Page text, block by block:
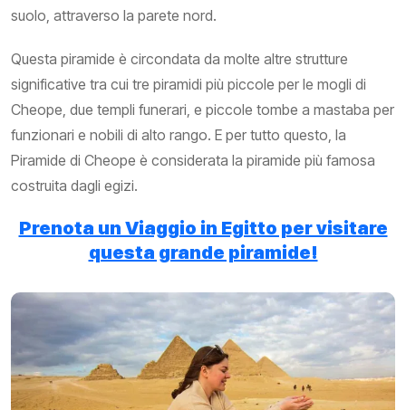
suolo, attraverso la parete nord.
Questa piramide è circondata da molte altre strutture
significative tra cui tre piramidi più piccole per le mogli di
Cheope, due templi funerari, e piccole tombe a mastaba per
funzionari e nobili di alto rango. E per tutto questo, la
Piramide di Cheope è considerata la piramide più famosa
costruita dagli egizi.
Prenota un Viaggio in Egitto per visitare
questa grande piramide!